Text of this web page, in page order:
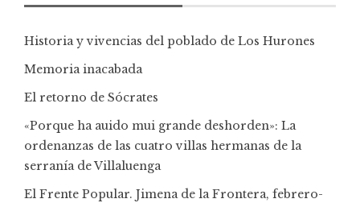
Historia y vivencias del poblado de Los Hurones
Memoria inacabada
El retorno de Sócrates
«Porque ha auido mui grande deshorden»: La
ordenanzas de las cuatro villas hermanas de la
serranía de Villaluenga
El Frente Popular. Jimena de la Frontera, febrero-